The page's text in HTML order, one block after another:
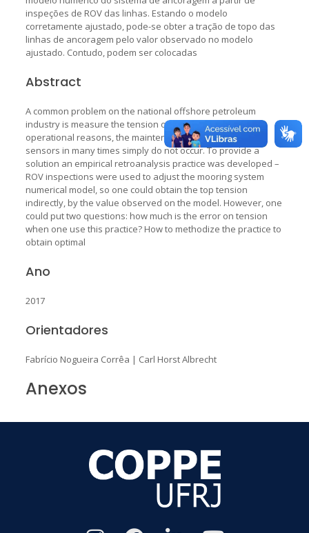
inspeções de ROV das linhas. Estando o modelo
corretamente ajustado, pode-se obter a tração de topo das
linhas de ancoragem pelo valor observado no modelo
ajustado. Contudo, podem ser colocadas
Abstract
A common problem on the national offshore petroleum
industry is measure the tension on mooring lines: due to
operational reasons, the maintenance and calibration of
sensors in many times simply do not occur. To provide a
solution an empirical retroanalysis practice was developed –
ROV inspections were used to adjust the mooring system
numerical model, so one could obtain the top tension
indirectly, by the value observed on the model. However, one
could put two questions: how much is the error on tension
when one use this practice? How to methodize the practice to
obtain optimal
Ano
2017
Orientadores
Fabrício Nogueira Corrêa | Carl Horst Albrecht
Anexos